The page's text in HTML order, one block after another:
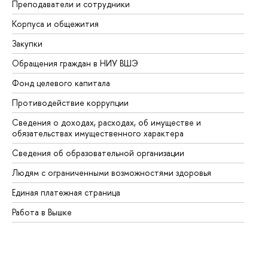
Преподаватели и сотрудники
Корпуса и общежития
Закупки
Обращения граждан в НИУ ВШЭ
Фонд целевого капитала
Противодействие коррупции
Сведения о доходах, расходах, об имуществе и
обязательствах имущественного характера
Сведения об образовательной организации
Людям с ограниченными возможностями здоровья
Единая платежная страница
Работа в Вышке